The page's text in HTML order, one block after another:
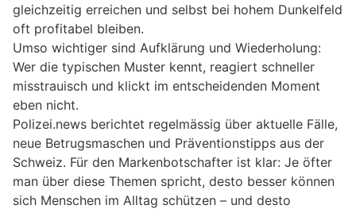
gleichzeitig erreichen und selbst bei hohem Dunkelfeld
oft profitabel bleiben.
Umso wichtiger sind Aufklärung und Wiederholung:
Wer die typischen Muster kennt, reagiert schneller
misstrauisch und klickt im entscheidenden Moment
eben nicht.
Polizei.news berichtet regelmässig über aktuelle Fälle,
neue Betrugsmaschen und Präventionstipps aus der
Schweiz. Für den Markenbotschafter ist klar: Je öfter
man über diese Themen spricht, desto besser können
sich Menschen im Alltag schützen – und desto